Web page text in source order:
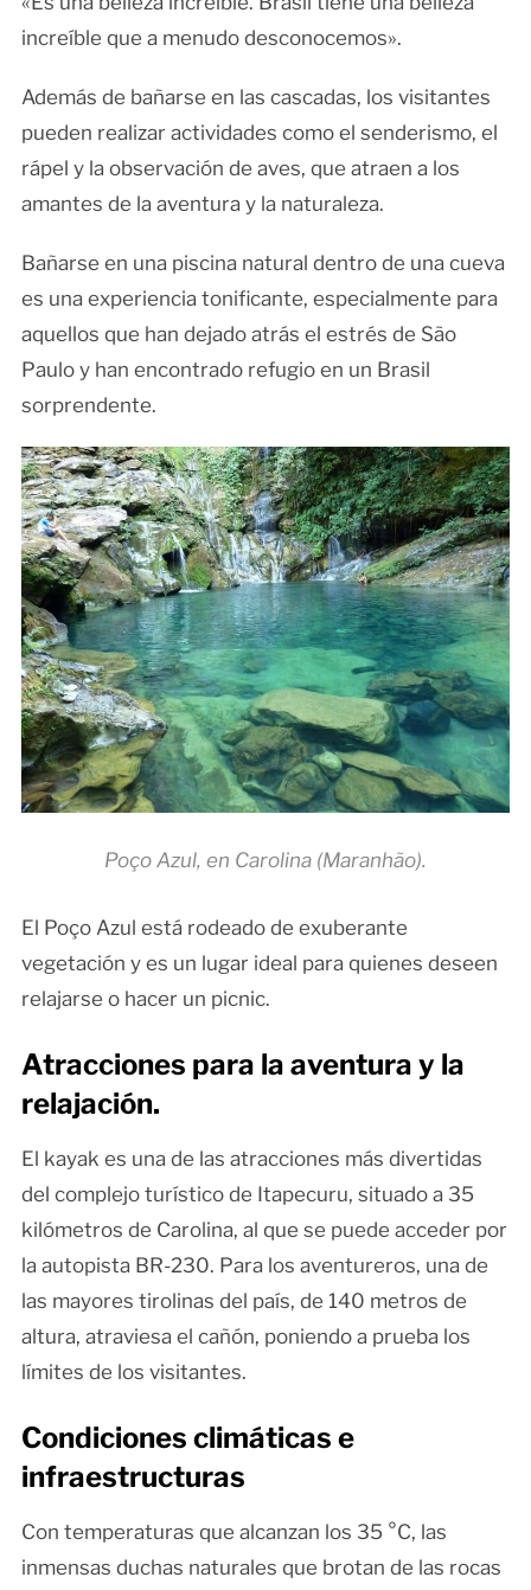
increíble que a menudo desconocemos».
Además de bañarse en las cascadas, los visitantes
pueden realizar actividades como el senderismo, el
rápel y la observación de aves, que atraen a los
amantes de la aventura y la naturaleza.
Bañarse en una piscina natural dentro de una cueva
es una experiencia tonificante, especialmente para
aquellos que han dejado atrás el estrés de São
Paulo y han encontrado refugio en un Brasil
sorprendente.
Poço Azul, en Carolina (Maranhão).
El Poço Azul está rodeado de exuberante
vegetación y es un lugar ideal para quienes deseen
relajarse o hacer un picnic.
Atracciones para la aventura y la
relajación.
El kayak es una de las atracciones más divertidas
del complejo turístico de Itapecuru, situado a 35
kilómetros de Carolina, al que se puede acceder por
la autopista BR-230. Para los aventureros, una de
las mayores tirolinas del país, de 140 metros de
altura, atraviesa el cañón, poniendo a prueba los
límites de los visitantes.
Condiciones climáticas e
infraestructuras
Con temperaturas que alcanzan los 35 °C, las
inmensas duchas naturales que brotan de las rocas